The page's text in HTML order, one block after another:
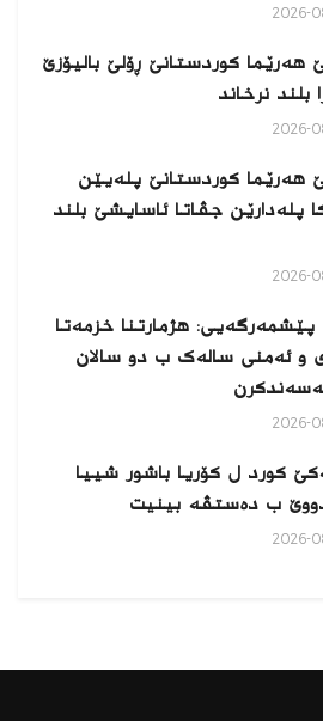
هەرێما کوردستانێ ڕۆلێ بالیۆزێ
نرخاند
هەرێما کوردستانێ پلەیێن
پلەدارێن جڤاتا ئاسایشێ بلند
پێشمەرگەیی: هژمارتنا خزمەتا
و ئەمنی سالەک ب دو سالان
کورد ل کۆریا باشور شییا
ب دەستڤە بینیت